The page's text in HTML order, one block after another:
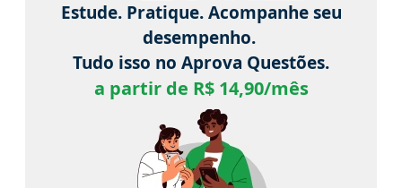
Estude. Pratique. Acompanhe seu
desempenho.
Tudo isso no Aprova Questões.
a partir de R$ 14,90/mês